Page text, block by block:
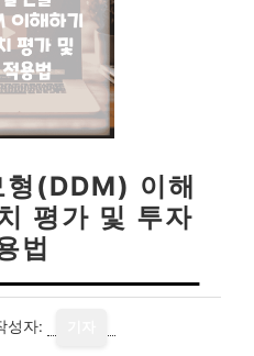
(DDM) 이해
평가 및 투자
법
성자: